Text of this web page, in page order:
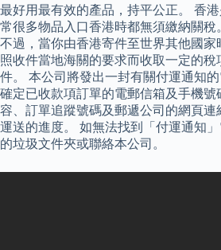
最好用最有效的產品，持平公正。 香
常很多物品入口香港時都無須繳納關
不過，當你由香港寄件至世界其他國
照收件當地海關的要求而收取一定的
件。 本公司將發出一封有關付運通知
確定已收款項訂單的電郵信箱及手機號
容、訂單追蹤號碼及郵遞公司的網頁
運送的進度。 如無法找到「付運通知
的垃圾文件夾或聯絡本公司。